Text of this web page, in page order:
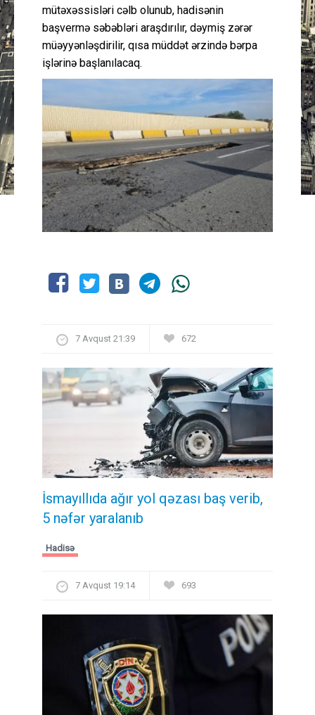
mütəxəssisləri cəlb olunub, hadisənin
başvermə səbəbləri araşdırılır, dəymiş zərər
müəyyənləşdirilir, qısa müddət ərzində bərpa
işlərinə başlanılacaq.
7 Avqust 21:39 672
İsmayıllıda ağır yol qəzası baş verib,
5 nəfər yaralanıb
Hadisə
7 Avqust 19:14 693